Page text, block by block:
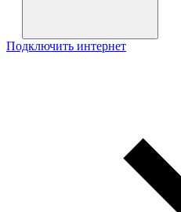
Подключить интернет